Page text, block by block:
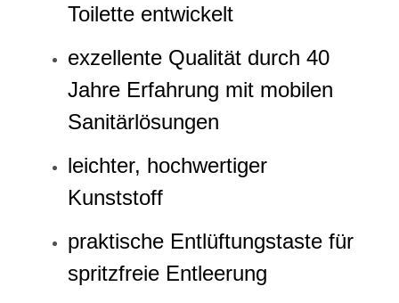
Toilette entwickelt
exzellente Qualität durch 40
Jahre Erfahrung mit mobilen
Sanitärlösungen
leichter, hochwertiger
Kunststoff
praktische Entlüftungstaste für
spritzfreie Entleerung